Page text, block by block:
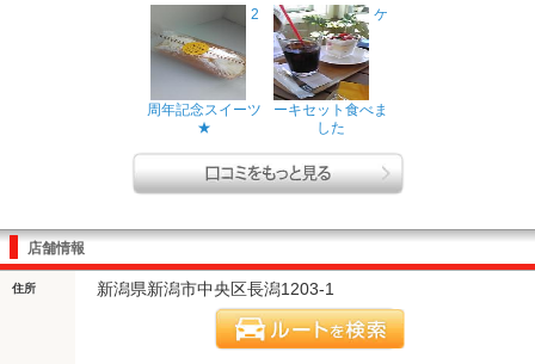
2
周年記念スイーツ
★
ケ
ーキセット食べま
した
店舗情報
住所 新潟県新潟市中央区長潟1203-1